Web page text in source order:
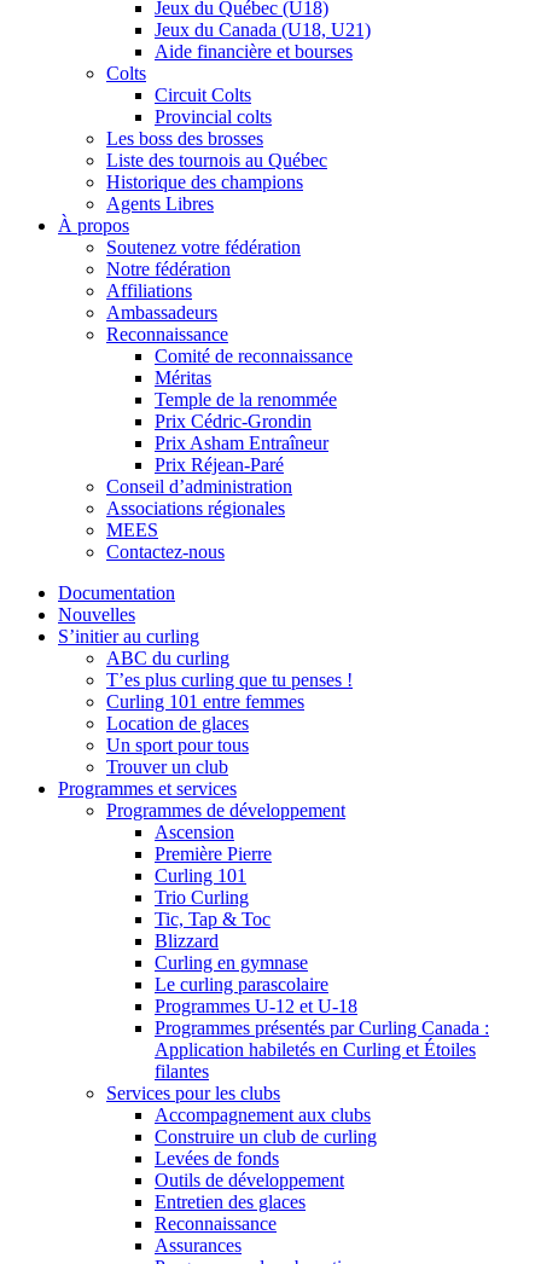
Jeux du Québec (U18)
Jeux du Canada (U18, U21)
Aide financière et bourses
Colts
Circuit Colts
Provincial colts
Les boss des brosses
Liste des tournois au Québec
Historique des champions
Agents Libres
À propos
Soutenez votre fédération
Notre fédération
Affiliations
Ambassadeurs
Reconnaissance
Comité de reconnaissance
Méritas
Temple de la renommée
Prix Cédric-Grondin
Prix Asham Entraîneur
Prix Réjean-Paré
Conseil d’administration
Associations régionales
MEES
Contactez-nous
Documentation
Nouvelles
S’initier au curling
ABC du curling
T’es plus curling que tu penses !
Curling 101 entre femmes
Location de glaces
Un sport pour tous
Trouver un club
Programmes et services
Programmes de développement
Ascension
Première Pierre
Curling 101
Trio Curling
Tic, Tap & Toc
Blizzard
Curling en gymnase
Le curling parascolaire
Programmes U-12 et U-18
Programmes présentés par Curling Canada :
Application habiletés en Curling et Étoiles
filantes
Services pour les clubs
Accompagnement aux clubs
Construire un club de curling
Levées de fonds
Outils de développement
Entretien des glaces
Reconnaissance
Assurances